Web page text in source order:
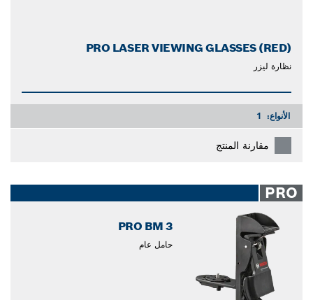
PRO LASER VIEWING GLASSES (RED)
نظارة ليزر
الأنواع: 1
مقارنة المنتج
PRO
PRO BM 3
حامل عام